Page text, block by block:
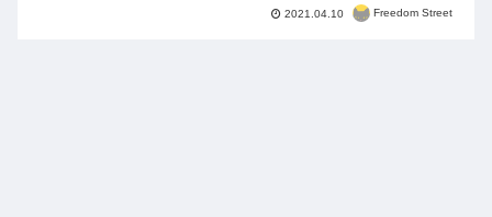
2021.04.10 Freedom Street